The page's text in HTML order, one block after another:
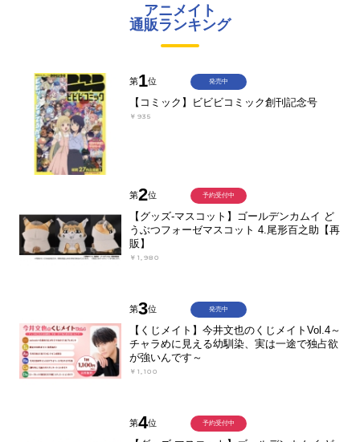
アニメイト
通販ランキング
第1位
【コミック】ビビビコミック創刊記念号
￥935
発売中
第2位
【グッズ-マスコット】ゴールデンカムイ ど
うぶつフォーゼマスコット 4.尾形百之助【再
販】
￥1,980
予約受付中
第3位
【くじメイト】今井文也のくじメイトVol.4～
チャラめに見える幼馴染、実は一途で独占欲
が強いんです～
￥1,100
発売中
第4位 予約受付中